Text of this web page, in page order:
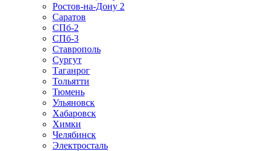
Ростов-на-Дону 2
Саратов
СПб-2
СПб-3
Ставрополь
Сургут
Таганрог
Тольятти
Тюмень
Ульяновск
Хабаровск
Химки
Челябинск
Электросталь